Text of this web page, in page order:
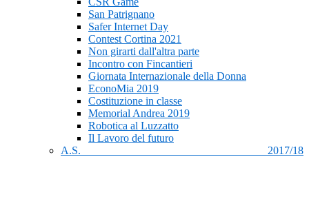
San Patrignano
Safer Internet Day
Contest Cortina 2021
Non girarti dall'altra parte
Incontro con Fincantieri
Giornata Internazionale della Donna
EconoMia 2019
Costituzione in classe
Memorial Andrea 2019
Robotica al Luzzatto
Il Lavoro del futuro
A.S. 2017/18